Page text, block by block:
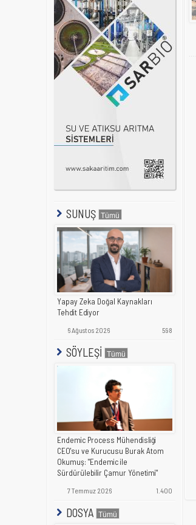
SUNUŞ
Yapay Zeka Doğal Kaynakları
Tehdit Ediyor
6 Ağustos 2026 598
SÖYLEŞİ
Endemic Process Mühendisliği
CEO'su ve Kurucusu Burak Atom
Okumuş: "Endemic ile
Sürdürülebilir Çamur Yönetimi"
7 Temmuz 2026 1.400
DOSYA